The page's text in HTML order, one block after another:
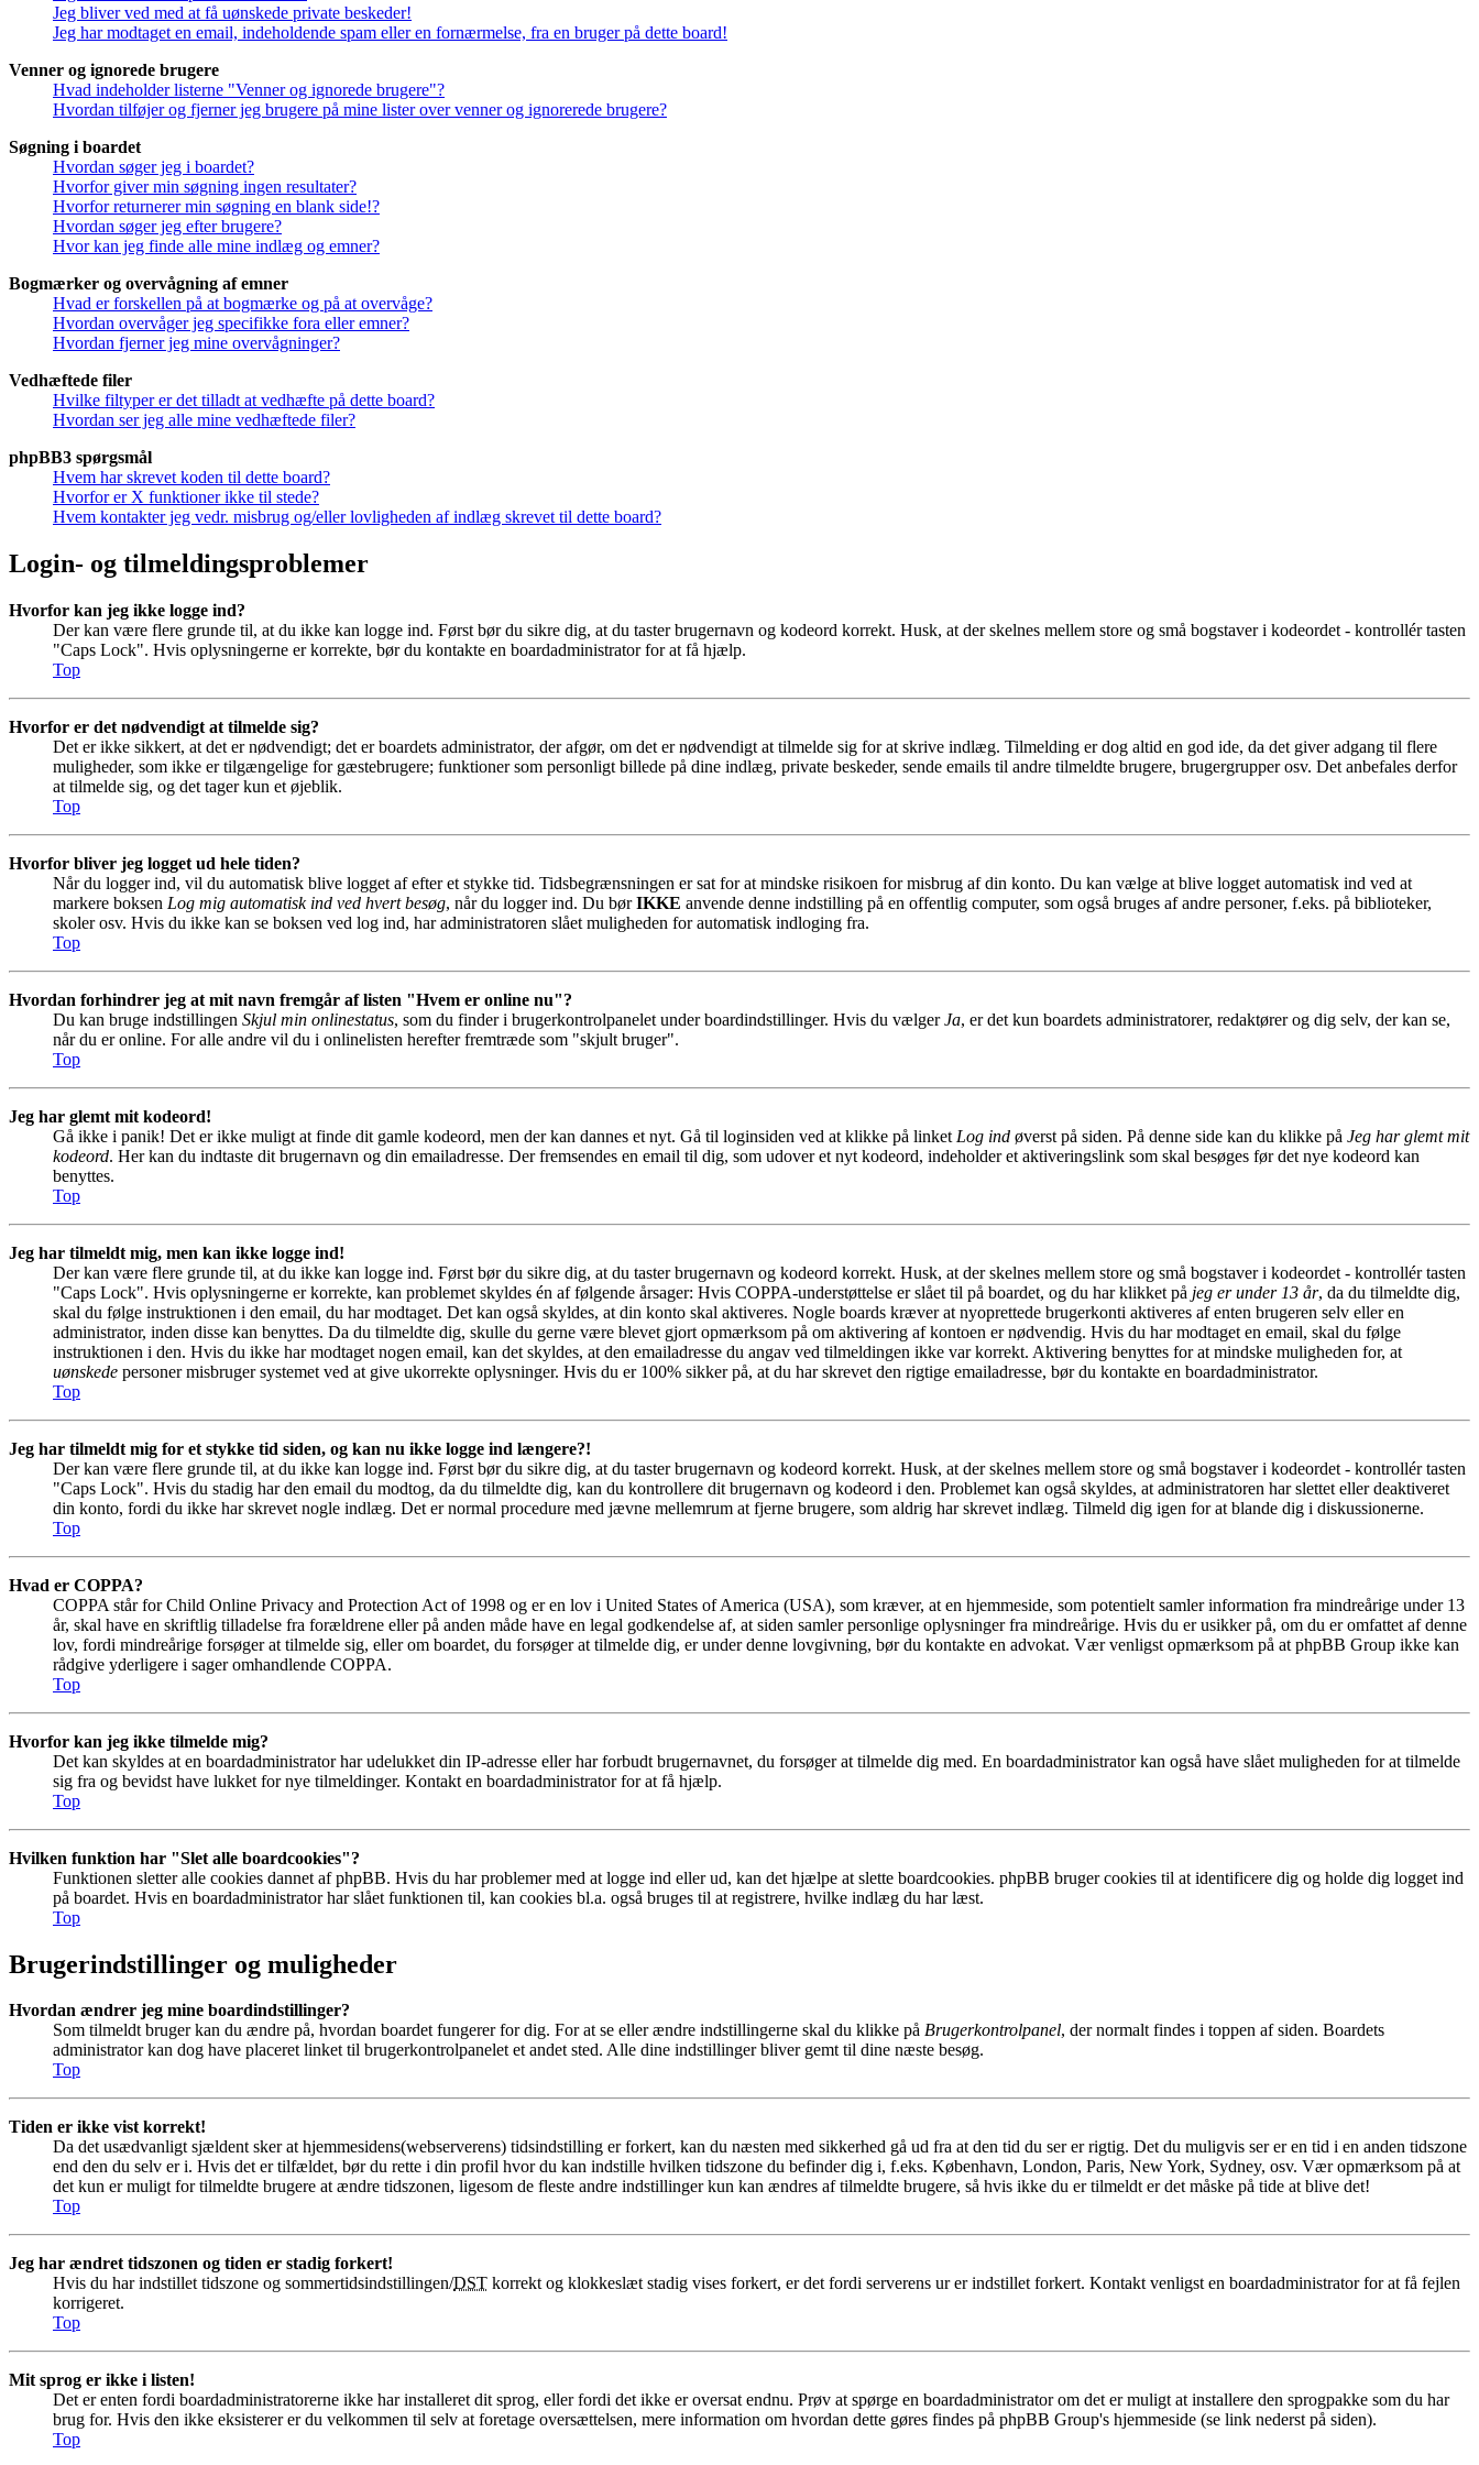
Jeg bliver ved med at få uønskede private beskeder!
Jeg har modtaget en email, indeholdende spam eller en fornærmelse, fra en bruger på dette board!
Venner og ignorede brugere
Hvad indeholder listerne "Venner og ignorede brugere"?
Hvordan tilføjer og fjerner jeg brugere på mine lister over venner og ignorerede brugere?
Søgning i boardet
Hvordan søger jeg i boardet?
Hvorfor giver min søgning ingen resultater?
Hvorfor returnerer min søgning en blank side!?
Hvordan søger jeg efter brugere?
Hvor kan jeg finde alle mine indlæg og emner?
Bogmærker og overvågning af emner
Hvad er forskellen på at bogmærke og på at overvåge?
Hvordan overvåger jeg specifikke fora eller emner?
Hvordan fjerner jeg mine overvågninger?
Vedhæftede filer
Hvilke filtyper er det tilladt at vedhæfte på dette board?
Hvordan ser jeg alle mine vedhæftede filer?
phpBB3 spørgsmål
Hvem har skrevet koden til dette board?
Hvorfor er X funktioner ikke til stede?
Hvem kontakter jeg vedr. misbrug og/eller lovligheden af indlæg skrevet til dette board?
Login- og tilmeldingsproblemer
Hvorfor kan jeg ikke logge ind?
Der kan være flere grunde til, at du ikke kan logge ind. Først bør du sikre dig, at du taster brugernavn og kodeord korrekt. Husk, at der skelnes mellem store og små bogstaver i kodeordet - kontrollér tasten
"Caps Lock". Hvis oplysningerne er korrekte, bør du kontakte en boardadministrator for at få hjælp.
Top
Hvorfor er det nødvendigt at tilmelde sig?
Det er ikke sikkert, at det er nødvendigt; det er boardets administrator, der afgør, om det er nødvendigt at tilmelde sig for at skrive indlæg. Tilmelding er dog altid en god ide, da det giver adgang til flere
muligheder, som ikke er tilgængelige for gæstebrugere; funktioner som personligt billede på dine indlæg, private beskeder, sende emails til andre tilmeldte brugere, brugergrupper osv. Det anbefales derfor
at tilmelde sig, og det tager kun et øjeblik.
Top
Hvorfor bliver jeg logget ud hele tiden?
Når du logger ind, vil du automatisk blive logget af efter et stykke tid. Tidsbegrænsningen er sat for at mindske risikoen for misbrug af din konto. Du kan vælge at blive logget automatisk ind ved at
markere boksen Log mig automatisk ind ved hvert besøg, når du logger ind. Du børIKKE anvende denne indstilling på en offentlig computer, som også bruges af andre personer, f.eks. på biblioteker,
skoler osv. Hvis du ikke kan se boksen ved log ind, har administratoren slået muligheden for automatisk indloging fra.
Top
Hvordan forhindrer jeg at mit navn fremgår af listen "Hvem er online nu"?
Du kan bruge indstillingen Skjul min onlinestatus, som du finder i brugerkontrolpanelet under boardindstillinger. Hvis du vælgerJa, er det kun boardets administratorer, redaktører og dig selv, der kan se,
når du er online. For alle andre vil du i onlinelisten herefter fremtræde som "skjult bruger".
Top
Jeg har glemt mit kodeord!
Gå ikke i panik! Det er ikke muligt at finde dit gamle kodeord, men der kan dannes et nyt. Gå til loginsiden ved at klikke på linket Log ind øverst på siden. På denne side kan du klikke på Jeg har glemt mit
kodeord. Her kan du indtaste dit brugernavn og din emailadresse. Der fremsendes en email til dig, som udover et nyt kodeord, indeholder et aktiveringslink som skal besøges før det nye kodeord kan
benyttes.
Top
Jeg har tilmeldt mig, men kan ikke logge ind!
Der kan være flere grunde til, at du ikke kan logge ind. Først bør du sikre dig, at du taster brugernavn og kodeord korrekt. Husk, at der skelnes mellem store og små bogstaver i kodeordet - kontrollér tasten
"Caps Lock". Hvis oplysningerne er korrekte, kan problemet skyldes én af følgende årsager: Hvis COPPA-understøttelse er slået til på boardet, og du har klikket på jeg er under 13 år, da du tilmeldte dig,
skal du følge instruktionen i den email, du har modtaget. Det kan også skyldes, at din konto skal aktiveres. Nogle boards kræver at nyoprettede brugerkonti aktiveres af enten brugeren selv eller en
administrator, inden disse kan benyttes. Da du tilmeldte dig, skulle du gerne være blevet gjort opmærksom på om aktivering af kontoen er nødvendig. Hvis du har modtaget en email, skal du følge
instruktionen i den. Hvis du ikke har modtaget nogen email, kan det skyldes, at den emailadresse du angav ved tilmeldingen ikke var korrekt. Aktivering benyttes for at mindske muligheden for, at
uønskede personer misbruger systemet ved at give ukorrekte oplysninger. Hvis du er 100% sikker på, at du har skrevet den rigtige emailadresse, bør du kontakte en boardadministrator.
Top
Jeg har tilmeldt mig for et stykke tid siden, og kan nu ikke logge ind længere?!
Der kan være flere grunde til, at du ikke kan logge ind. Først bør du sikre dig, at du taster brugernavn og kodeord korrekt. Husk, at der skelnes mellem store og små bogstaver i kodeordet - kontrollér tasten
"Caps Lock". Hvis du stadig har den email du modtog, da du tilmeldte dig, kan du kontrollere dit brugernavn og kodeord i den. Problemet kan også skyldes, at administratoren har slettet eller deaktiveret
din konto, fordi du ikke har skrevet nogle indlæg. Det er normal procedure med jævne mellemrum at fjerne brugere, som aldrig har skrevet indlæg. Tilmeld dig igen for at blande dig i diskussionerne.
Top
Hvad er COPPA?
COPPA står for Child Online Privacy and Protection Act of 1998 og er en lov i United States of America (USA), som kræver, at en hjemmeside, som potentielt samler information fra mindreårige under 13
år, skal have en skriftlig tilladelse fra forældrene eller på anden måde have en legal godkendelse af, at siden samler personlige oplysninger fra mindreårige. Hvis du er usikker på, om du er omfattet af denne
lov, fordi mindreårige forsøger at tilmelde sig, eller om boardet, du forsøger at tilmelde dig, er under denne lovgivning, bør du kontakte en advokat. Vær venligst opmærksom på at phpBB Group ikke kan
rådgive yderligere i sager omhandlende COPPA.
Top
Hvorfor kan jeg ikke tilmelde mig?
Det kan skyldes at en boardadministrator har udelukket din IP-adresse eller har forbudt brugernavnet, du forsøger at tilmelde dig med. En boardadministrator kan også have slået muligheden for at tilmelde
sig fra og bevidst have lukket for nye tilmeldinger. Kontakt en boardadministrator for at få hjælp.
Top
Hvilken funktion har "Slet alle boardcookies"?
Funktionen sletter alle cookies dannet af phpBB. Hvis du har problemer med at logge ind eller ud, kan det hjælpe at slette boardcookies. phpBB bruger cookies til at identificere dig og holde dig logget ind
på boardet. Hvis en boardadministrator har slået funktionen til, kan cookies bl.a. også bruges til at registrere, hvilke indlæg du har læst.
Top
Brugerindstillinger og muligheder
Hvordan ændrer jeg mine boardindstillinger?
Som tilmeldt bruger kan du ændre på, hvordan boardet fungerer for dig. For at se eller ændre indstillingerne skal du klikke på Brugerkontrolpanel, der normalt findes i toppen af siden. Boardets
administrator kan dog have placeret linket til brugerkontrolpanelet et andet sted. Alle dine indstillinger bliver gemt til dine næste besøg.
Top
Tiden er ikke vist korrekt!
Da det usædvanligt sjældent sker at hjemmesidens(webserverens) tidsindstilling er forkert, kan du næsten med sikkerhed gå ud fra at den tid du ser er rigtig. Det du muligvis ser er en tid i en anden tidszone
end den du selv er i. Hvis det er tilfældet, bør du rette i din profil hvor du kan indstille hvilken tidszone du befinder dig i, f.eks. København, London, Paris, New York, Sydney, osv. Vær opmærksom på at
det kun er muligt for tilmeldte brugere at ændre tidszonen, ligesom de fleste andre indstillinger kun kan ændres af tilmeldte brugere, så hvis ikke du er tilmeldt er det måske på tide at blive det!
Top
Jeg har ændret tidszonen og tiden er stadig forkert!
Hvis du har indstillet tidszone og sommertidsindstillingen/DST korrekt og klokkeslæt stadig vises forkert, er det fordi serverens ur er indstillet forkert. Kontakt venligst en boardadministrator for at få fejlen
korrigeret.
Top
Mit sprog er ikke i listen!
Det er enten fordi boardadministratorerne ikke har installeret dit sprog, eller fordi det ikke er oversat endnu. Prøv at spørge en boardadministrator om det er muligt at installere den sprogpakke som du har
brug for. Hvis den ikke eksisterer er du velkommen til selv at foretage oversættelsen, mere information om hvordan dette gøres findes på phpBB Group's hjemmeside (se link nederst på siden).
Top